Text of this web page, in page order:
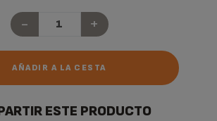
- +
AÑADIR A LA CESTA
ESTE PRODUCTO